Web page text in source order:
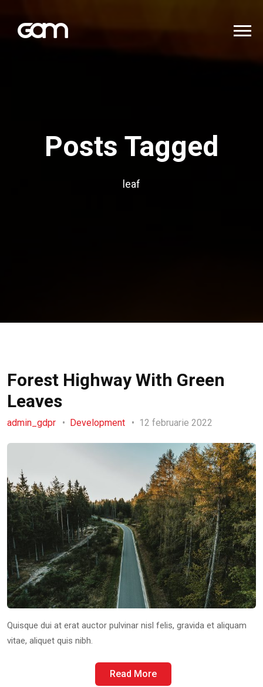
Posts Tagged
leaf
Forest Highway With Green
Leaves
admin_gdpr Development 12 februarie 2022
Quisque dui at erat auctor pulvinar nisl felis, gravida et aliquam
vitae, aliquet quis nibh.
Read More